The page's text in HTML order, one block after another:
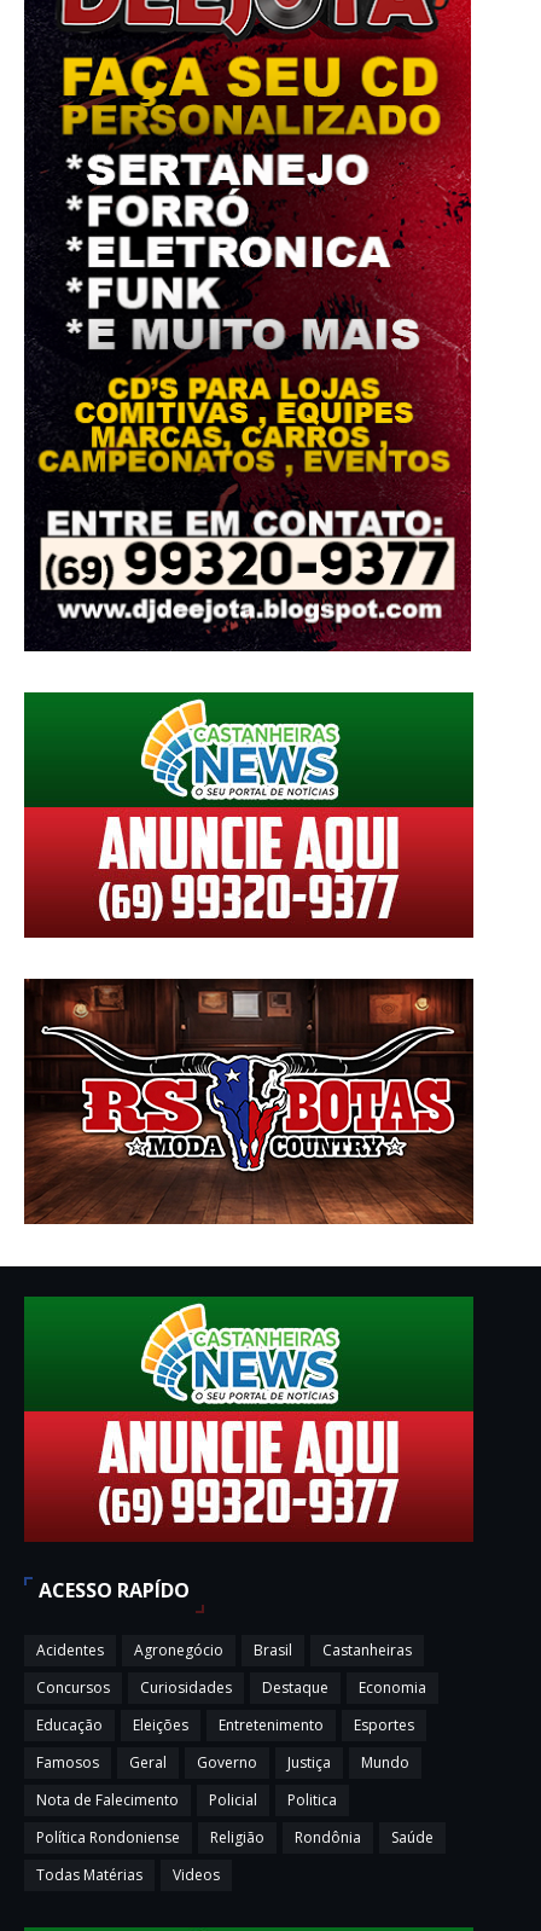
ACESSO RAPÍDO
Acidentes Agronegócio Brasil
Castanheiras
Concursos
Curiosidades Destaque
Economia
Educação
Eleições Entretenimento
Esportes
Famosos
Geral Governo Justiça
Mundo
Nota de Falecimento
Policial
Politica
Política Rondoniense
Religião Rondônia
Saúde
Todas Matérias
Videos